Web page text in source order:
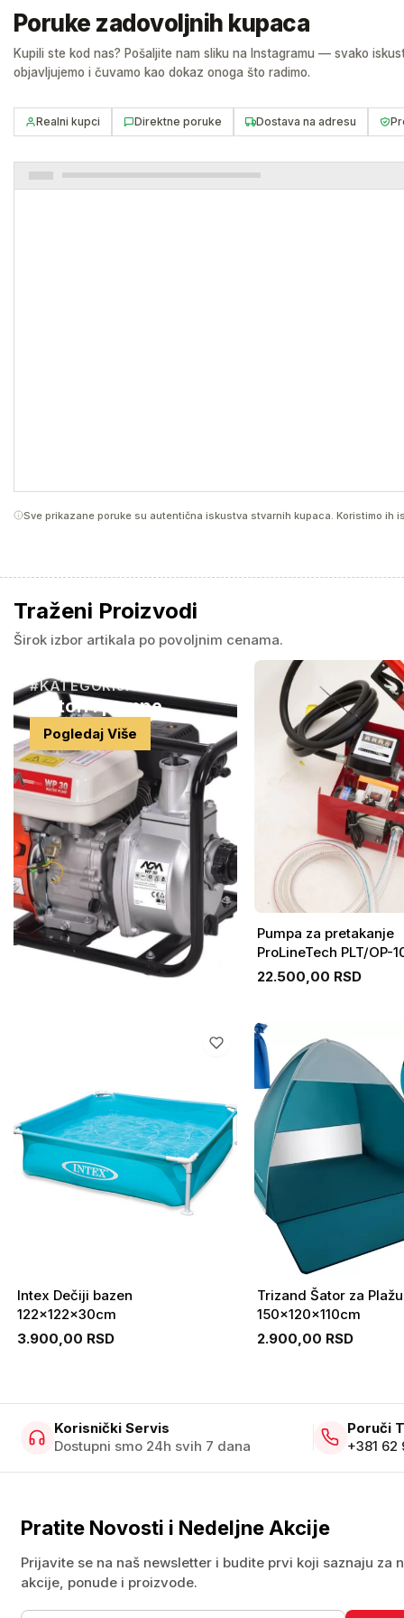
Poruke zadovoljnih kupaca
Kupili ste kod nas? Pošaljite nam sliku na Instagramu — svako
objavljujemo i čuvamo kao dokaz onoga što radimo.
Realni kupci Direktne poruke Dostava na adresu
Sve prikazane poruke su autentična iskustva stvarnih kupaca. Koristimo ih
Traženi Proizvodi
Širok izbor artikala po povoljnim cenama.
#KATEGORIJA
Motori i pumpe
Pogledaj Više
Pumpa za pretakanje
ProLineTech PLT/OP-
22.500,00 RSD
Intex Dečiji bazen
122x122x30cm
3.900,00 RSD
Trizand Šator za Plažu
150x120x110cm
2.900,00 RSD
Korisnički Servis
Dostupni smo 24h svih 7 dana
Poruči
+381
Pratite Novosti i Nedeljne Akcije
Prijavite se na naš newsletter i budite prvi koji saznaju za
akcije, ponude i proizvode.